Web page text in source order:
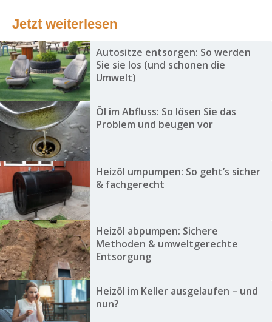
Jetzt weiterlesen
Autositze entsorgen: So werden
Sie sie los (und schonen die
Umwelt)
Öl im Abfluss: So lösen Sie das
Problem und beugen vor
Heizöl umpumpen: So geht’s sicher
& fachgerecht
Heizöl abpumpen: Sichere
Methoden & umweltgerechte
Entsorgung
Heizöl im Keller ausgelaufen – und
nun?